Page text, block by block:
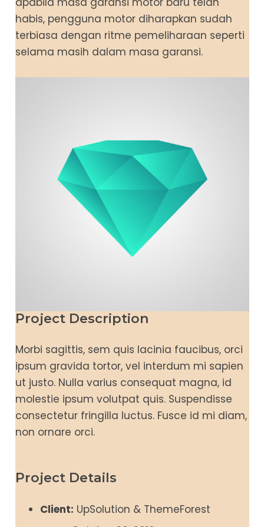
habis, pengguna motor diharapkan sudah
terbiasa dengan ritme pemeliharaan seperti
selama masih dalam masa garansi.
Project Description
Morbi sagittis, sem quis lacinia faucibus, orci
ipsum gravida tortor, vel interdum mi sapien
ut justo. Nulla varius consequat magna, id
molestie ipsum volutpat quis. Suspendisse
consectetur fringilla luctus. Fusce id mi diam,
non ornare orci.
Project Details
Client: UpSolution & ThemeForest